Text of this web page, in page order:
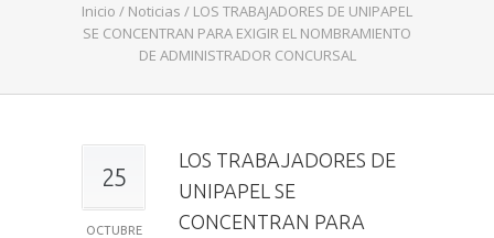
Inicio / Noticias / LOS TRABAJADORES DE UNIPAPEL
SE CONCENTRAN PARA EXIGIR EL NOMBRAMIENTO
DE ADMINISTRADOR CONCURSAL
25
OCTUBRE
LOS TRABAJADORES DE
UNIPAPEL SE
CONCENTRAN PARA